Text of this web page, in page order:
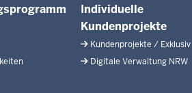
Individuelle
Kundenprojekte
Kundenprojekte / Exklusiv
Digitale Verwaltung NRW